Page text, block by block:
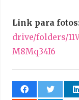
Link para
drive/folders/
M8Mq34I6